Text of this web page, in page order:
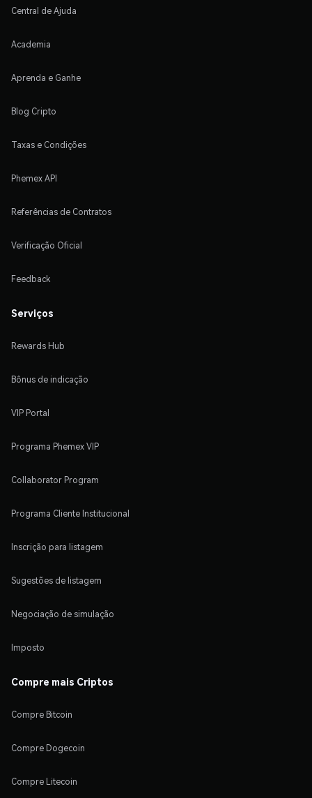
Central de Ajuda
Academia
Aprenda e Ganhe
Blog Cripto
Taxas e Condições
Phemex API
Referências de Contratos
Verificação Oficial
Feedback
Serviços
Rewards Hub
Bônus de indicação
VIP Portal
Programa Phemex VIP
Collaborator Program
Programa Cliente Institucional
Inscrição para listagem
Sugestões de listagem
Negociação de simulação
Imposto
Compre mais Criptos
Compre Bitcoin
Compre Dogecoin
Compre Litecoin